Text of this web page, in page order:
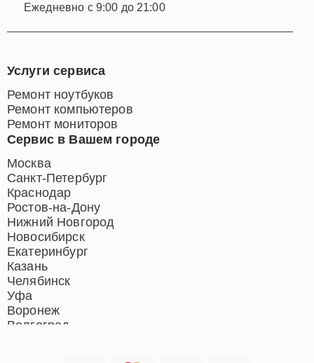
Ежедневно с 9:00 до 21:00
Сервис в Вашем городе
Москва
Санкт-Петербург
Краснодар
Ростов-на-Дону
Нижний Новгород
Новосибирск
Екатеринбург
Казань
Челябинск
Уфа
Воронеж
Волгоград
Услуги сервиса
Ремонт ноутбуков
Ремонт компьютеров
Ремонт мониторов